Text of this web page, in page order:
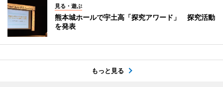
見る・遊ぶ
熊本城ホールで宇土高「探究アワード」 探究活動
を発表
もっと見る